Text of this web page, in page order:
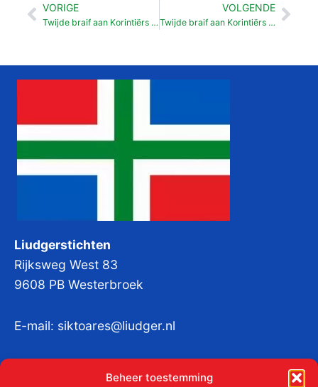
Beheer toestemming
Vorige
VORIGE
Twijde braif aan Korintiërs 06
VOLGENDE
Twijde braif aan Korintiërs 08
Liudgerstichten
Rijksweg West 83
9608 PB Westerbroek
E-mail: siktoares@liudger.nl